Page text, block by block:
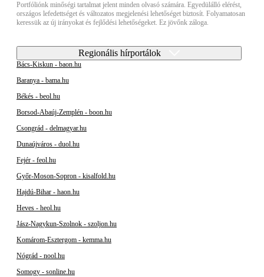
Portfóliónk minőségi tartalmat jelent minden olvasó számára. Egyedülálló elérést,
országos lefedettséget és változatos megjelenési lehetőséget biztosít. Folyamatosan
keressük az új irányokat és fejlődési lehetőségeket. Ez jövőnk záloga.
Regionális hírportálok
Bács-Kiskun - baon.hu
Baranya - bama.hu
Békés - beol.hu
Borsod-Abaúj-Zemplén - boon.hu
Csongrád - delmagyar.hu
Dunaújváros - duol.hu
Fejér - feol.hu
Győr-Moson-Sopron - kisalfold.hu
Hajdú-Bihar - haon.hu
Heves - heol.hu
Jász-Nagykun-Szolnok - szoljon.hu
Komárom-Esztergom - kemma.hu
Nógrád - nool.hu
Somogy - sonline.hu